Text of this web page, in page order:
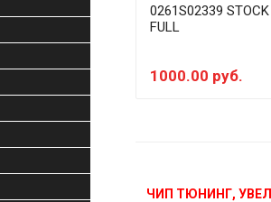
0261S02339 STOCK
FULL
1000.00 руб.
ЧИП ТЮНИНГ,